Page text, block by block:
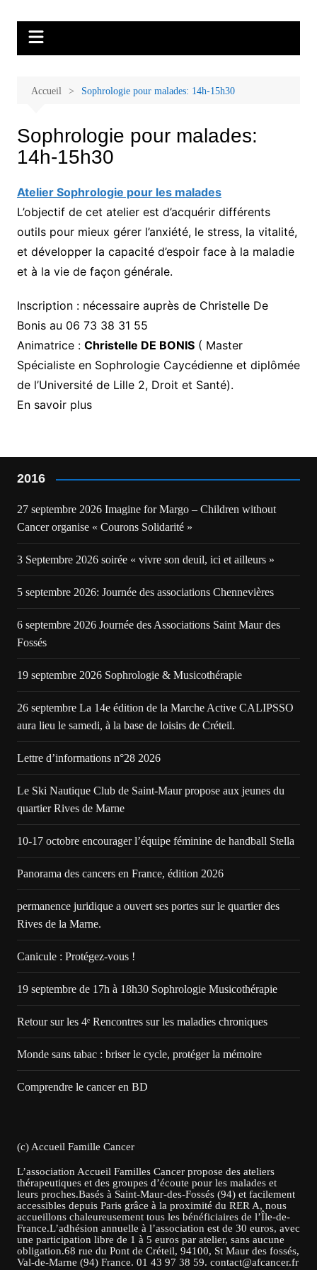
contenu
Malades et proches, Vivre avec et
après le cancer
thérapeutique, sophrologie, sport adapté, art thérapie, musico thérapie…
Accueil Sophrologie pour malades: 14h-15h30
Sophrologie pour malades:
14h-15h30
Atelier Sophrologie pour les malades
L’objectif de cet atelier est d’acquérir différents
outils pour mieux gérer l’anxiété, le stress, la vitalité,
et développer la capacité d’espoir face à la maladie
et à la vie de façon générale.
Inscription : nécessaire auprès de Christelle De
Bonis au 06 73 38 31 55
Animatrice : Christelle DE BONIS( Master
Spécialiste en Sophrologie Caycédienne et diplômée
de l’Université de Lille 2, Droit et Santé).
En savoir plus
2016
27 septembre 2026 Imagine for Margo – Children without
Cancer organise « Courons Solidarité »
3 Septembre 2026 soirée « vivre son deuil, ici et ailleurs »
5 septembre 2026: Journée des associations Chennevières
6 septembre 2026 Journée des Associations Saint Maur des
Fossés
19 septembre 2026 Sophrologie & Musicothérapie
26 septembre La 14e édition de la Marche Active CALIPSSO
aura lieu le samedi, à la base de loisirs de Créteil.
Lettre d’informations n°28 2026
Le Ski Nautique Club de Saint-Maur propose aux jeunes du
quartier Rives de Marne
10-17 octobre encourager l’équipe féminine de handball Stella
Panorama des cancers en France, édition 2026
permanence juridique a ouvert ses portes sur le quartier des
Rives de la Marne.
Canicule : Protégez-vous !
19 septembre de 17h à 18h30 Sophrologie Musicothérapie
Retour sur les 4ᵉ Rencontres sur les maladies chroniques
Monde sans tabac : briser le cycle, protéger la mémoire
Comprendre le cancer en BD
(c) Accueil Famille Cancer
L’association Accueil Familles Cancer propose des ateliers
thérapeutiques et des groupes d’écoute pour les malades et
leurs proches.Basés à Saint-Maur-des-Fossés (94) et facilement
accessibles depuis Paris grâce à la proximité du RER A, nous
accueillons chaleureusement tous les bénéficiaires de l’Île-de-
France.L’adhésion annuelle à l’association est de 30 euros, avec
une participation libre de 1 à 5 euros par atelier, sans aucune
obligation.68 rue du Pont de Créteil, 94100, St Maur des fossés,
Val-de-Marne (94) France. 01 43 97 38 59. contact@afcancer.fr